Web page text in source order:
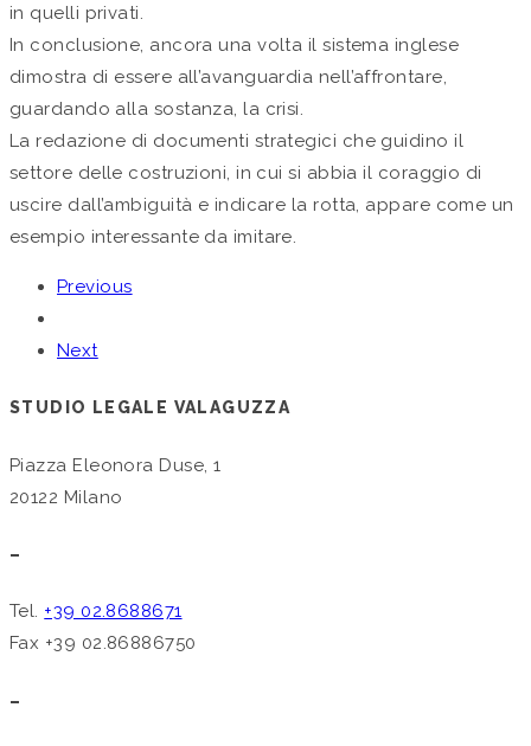
in quelli privati.
In conclusione, ancora una volta il sistema inglese
dimostra di essere all’avanguardia nell’affrontare,
guardando alla sostanza, la crisi.
La redazione di documenti strategici che guidino il
settore delle costruzioni, in cui si abbia il coraggio di
uscire dall’ambiguità e indicare la rotta, appare come un
esempio interessante da imitare.
Previous
Next
STUDIO LEGALE VALAGUZZA
Piazza Eleonora Duse, 1
20122 Milano
–
Tel. +39 02.8688671
Fax +39 02.86886750
–